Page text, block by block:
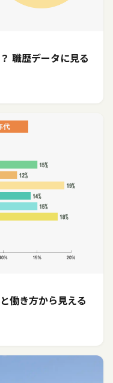
職歴データに見る
働き方から見える